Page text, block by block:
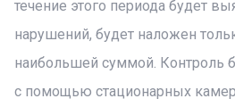
течение этого периода будет
нарушений, будет наложен
наибольшей суммой. Контроль
с помощью стационарных